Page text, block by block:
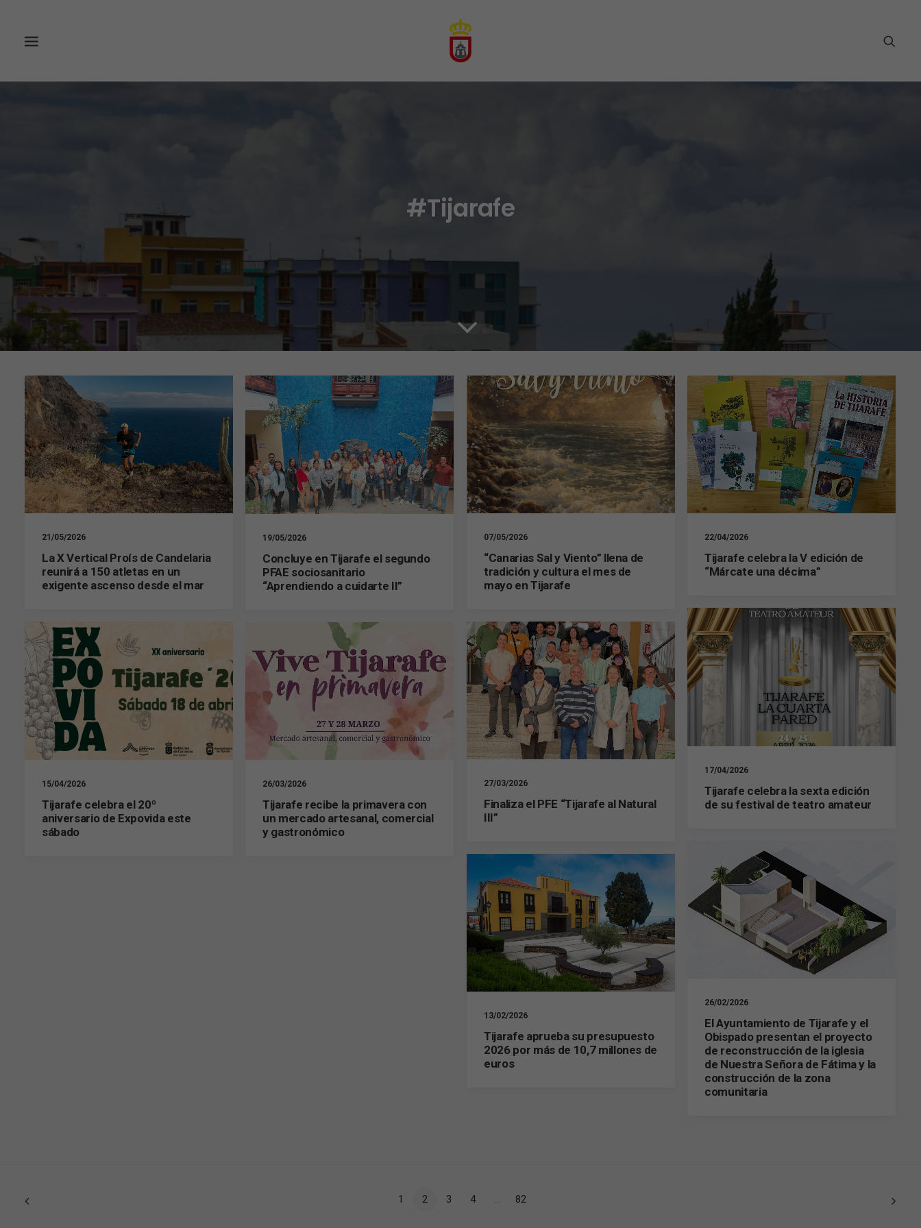
#Tijarafe
21/05/2026
La X Vertical Proís de Candelaria
reunirá a 150 atletas en un
exigente ascenso desde el mar
19/05/2026
Concluye en Tijarafe el segundo
PFAE sociosanitario
“Aprendiendo a cuidarte II”
07/05/2026
“Canarias Sal y Viento” llena de
tradición y cultura el mes de
mayo en Tijarafe
22/04/2026
Tijarafe celebra la V edición de
“Márcate una décima”
17/04/2026
Tijarafe celebra la sexta edición
de su festival de teatro amateur
15/04/2026
Tijarafe celebra el 20º
aniversario de Expovida este
sábado
27/03/2026
Finaliza el PFE “Tijarafe al Natural
III”
26/03/2026
Tijarafe recibe la primavera con
un mercado artesanal, comercial
y gastronómico
26/02/2026
El Ayuntamiento de Tijarafe y el
Obispado presentan el proyecto
de reconstrucción de la iglesia
de Nuestra Señora de Fátima y la
construcción de la zona
comunitaria
13/02/2026
Tijarafe aprueba su presupuesto
2026 por más de 10,7 millones de
euros
1 2 3 4 82
cookies no
son
opcionales.
Son
necesarias
funcionalidad